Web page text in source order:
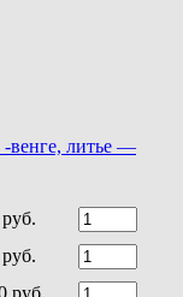
-венге, литье —
руб.